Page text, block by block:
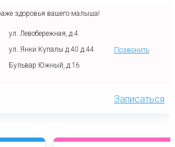
ул. Левобережная, д.4
ул. Янки Купалы д.40 д.44
Бульвар Южный, д.16
здоровья вашего малыша!
Позвонить
Записаться